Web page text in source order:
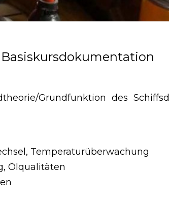
Basiskursdokumentation
Grundfunktion des
Temperaturüberwachung
Ölqualitäten